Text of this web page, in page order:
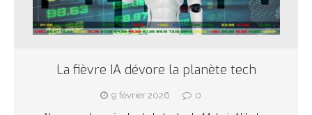
La fièvre IA dévore la planète tech
9 février 2026 0